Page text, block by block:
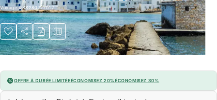
Voyage#SS280727012
OFFRE À DURÉE LIMITÉEÉCONOMISEZ 20%ÉCONOMISEZ 30%